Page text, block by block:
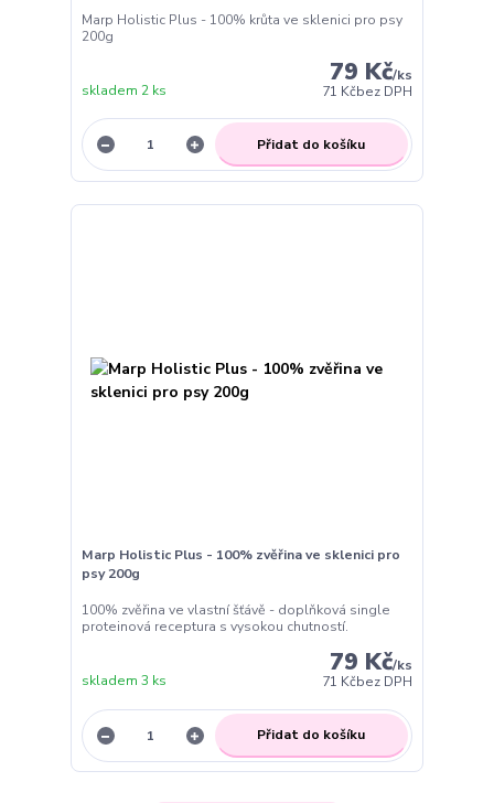
Marp Holistic Plus - 100% krůta ve sklenici pro psy
200g
79 Kč/ks
71 Kčbez DPH
skladem 2 ks
Přidat do košíku
Marp Holistic Plus - 100% zvěřina ve sklenici pro
psy 200g
100% zvěřina ve vlastní šťávě - doplňková single
proteinová receptura s vysokou chutností.
79 Kč/ks
71 Kčbez DPH
skladem 3 ks
Přidat do košíku